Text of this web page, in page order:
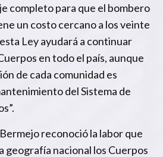
completo para que el bombero
un costo cercano a los veinte
Ley ayudará a continuar
en todo el país, aunque
de cada comunidad es
del Sistema de
reconoció la labor que
geografía nacional los Cuerpos